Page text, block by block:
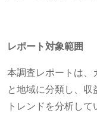
レポート対象範囲
本調査レポートは、
と地域に分類し、
トレンドを分析し